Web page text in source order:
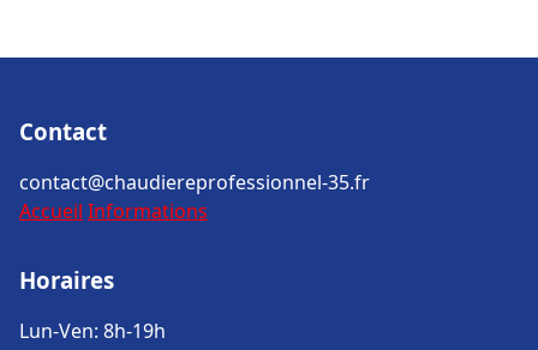
Contact
contact@chaudiereprofessionnel-35.fr
Accueil Informations
Horaires
Lun-Ven: 8h-19h